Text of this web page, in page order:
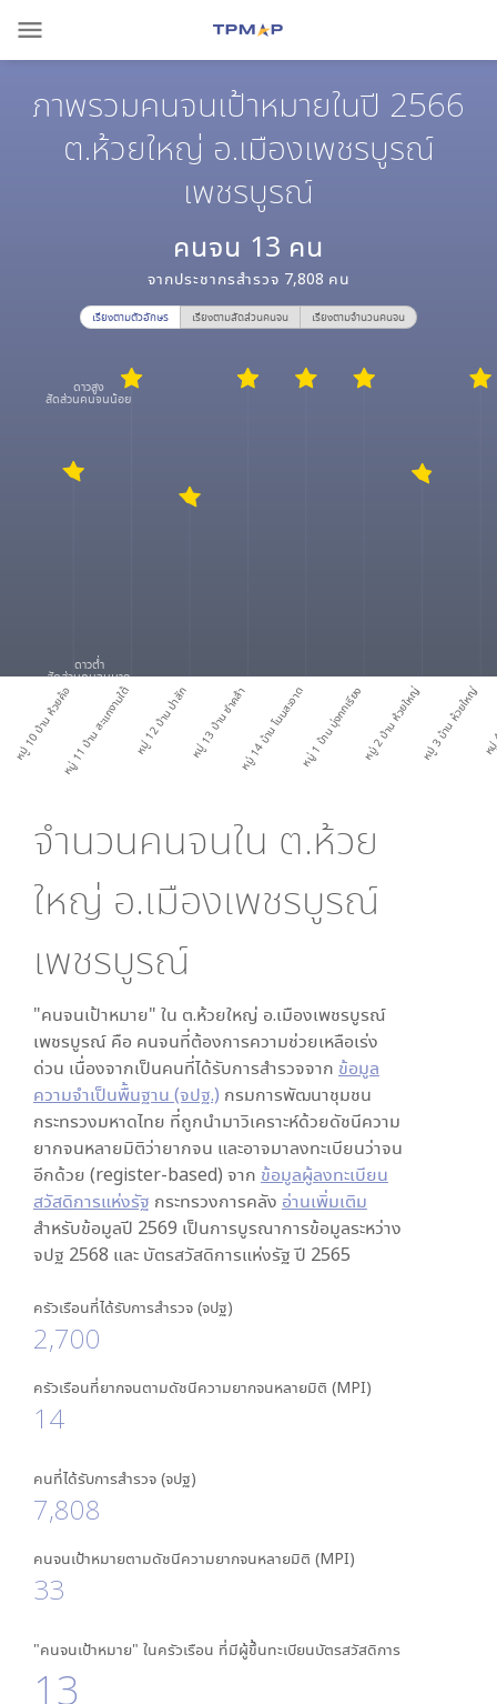
menu
ภาพรวมคนจนเป้าหมายในปี 2566
ต.ห้วยใหญ่ อ.เมืองเพชรบูรณ์
เพชรบูรณ์
คนจน 13 คน
จากประชากรสำรวจ 7,808 คน
เรียงตามตัวอักษร เรียงตามสัดส่วนคนจน เรียงตามจำนวนคนจน
หมู่ 10 บ้าน ห้วยค้อหมู่ 11 บ้าน สะแกงามใต้ หมู่ 12 บ้าน ป่าสักหมู่ 13 บ้าน ซำคล้าหมู่ 14 บ้าน โนนสะอาดหมู่ 1 บ้าน บุ่งกกเรียงหมู่ 2 บ้าน ห้วยใหญ่หมู่ 3 บ้าน ห้วยใหญ่ห
ดาวสูง
สัดส่วนคนจนน้อย
ดาวต่ำ
สัดส่วนคนจนมาก
จำนวนคนจนใน ต.ห้วย
ใหญ่ อ.เมืองเพชรบูรณ์
เพชรบูรณ์
"คนจนเป้าหมาย" ใน ต.ห้วยใหญ่ อ.เมืองเพชรบูรณ์
เพชรบูรณ์ คือ คนจนที่ต้องการความช่วยเหลือเร่ง
ด่วน เนื่องจากเป็นคนที่ได้รับการสำรวจจาก ข้อมูล
ความจำเป็นพื้นฐาน (จปฐ.) กรมการพัฒนาชุมชน
กระทรวงมหาดไทย ที่ถูกนำมาวิเคราะห์ด้วยดัชนีความ
ยากจนหลายมิติว่ายากจน และอาจมาลงทะเบียนว่าจน
อีกด้วย (register-based) จาก ข้อมูลผู้ลงทะเบียน
สวัสดิการแห่งรัฐ กระทรวงการคลัง อ่านเพิ่มเติม
สำหรับข้อมูลปี 2569 เป็นการบูรณาการข้อมูลระหว่าง
จปฐ 2568 และ บัตรสวัสดิการแห่งรัฐ ปี 2565
ครัวเรือนที่ได้รับการสำรวจ (จปฐ)
2,700
ครัวเรือนที่ยากจนตามดัชนีความยากจนหลายมิติ (MPI)
14
คนที่ได้รับการสำรวจ (จปฐ)
7,808
คนจนเป้าหมายตามดัชนีความยากจนหลายมิติ (MPI)
33
"คนจนเป้าหมาย" ในครัวเรือน ที่มีผู้ขึ้นทะเบียนบัตรสวัสดิการ
13